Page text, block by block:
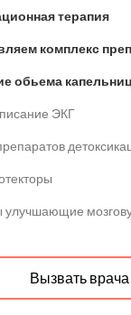
терапия
комплекс
обьема
ЭКГ
улучшающие
Вызвать врача